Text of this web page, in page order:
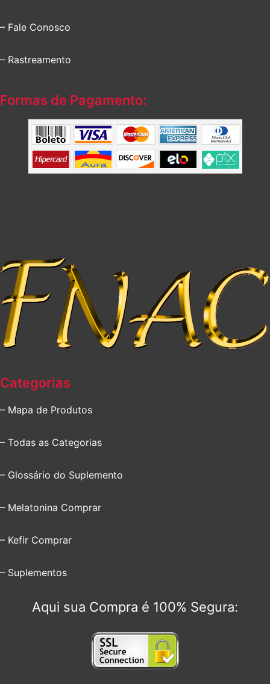
– Fale Conosco
– Rastreamento
Formas de Pagamento:
Categorias
– Mapa de Produtos
– Todas as Categorias
– Glossário do Suplemento
– Melatonina Comprar
– Kefir Comprar
– Suplementos
Aqui sua Compra é 100% Segura: